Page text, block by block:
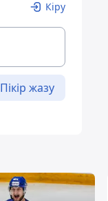
Кіру
Пікір жазу